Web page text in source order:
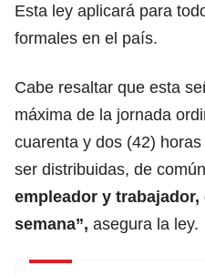
Esta ley aplicará para
formales en el país.
Cabe resaltar que esta
máxima de la jornada
cuarenta y dos (42)
ser distribuidas, de
empleador y trabajador,
semana”, asegura la ley.